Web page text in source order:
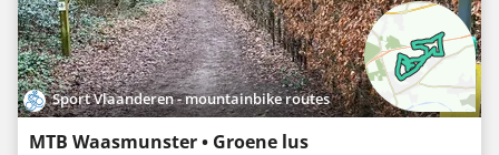
Sport Vlaanderen - mountainbike routes
MTB Waasmunster • Groene lus